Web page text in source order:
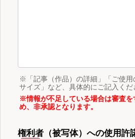
※「記事（作品）の詳細」「ご使
サイズ」など、具体的にご記入くだ
※情報が不足している場合は審査を
め、非承認となります。
権利者（被写体）への使用許